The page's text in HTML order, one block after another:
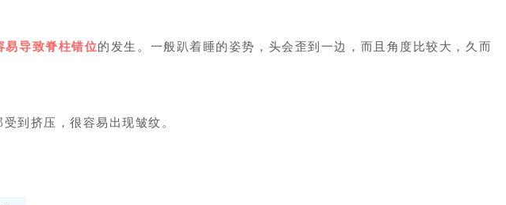
易导致脊柱错位的发生。 一般趴着睡的姿势，头会歪到一边，而且角度比较大，久而
到挤压，很容易出现皱纹。